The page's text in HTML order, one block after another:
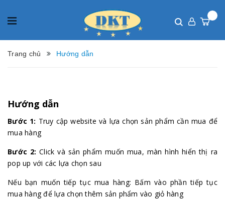
Trang chủ Hướng dẫn
Hướng dẫn
Bước 1: Truy cập website và lựa chọn sản phẩm cần mua để
mua hàng
Bước 2: Click và sản phẩm muốn mua, màn hình hiển thị ra
pop up với các lựa chọn sau
Nếu bạn muốn tiếp tục mua hàng: Bấm vào phần tiếp tục
mua hàng để lựa chọn thêm sản phẩm vào giỏ hàng